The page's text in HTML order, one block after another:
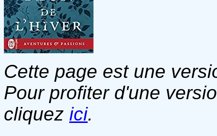
Cette page est une
Pour profiter d'une
cliquez ici.